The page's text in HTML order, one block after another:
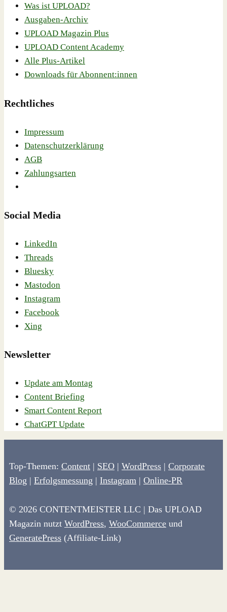
Was ist UPLOAD?
Ausgaben-Archiv
UPLOAD Magazin Plus
UPLOAD Content Academy
Alle Plus-Artikel
Downloads für Abonnent:innen
Rechtliches
Impressum
Datenschutzerklärung
AGB
Zahlungsarten
Social Media
LinkedIn
Threads
Bluesky
Mastodon
Instagram
Facebook
Xing
Newsletter
Update am Montag
Content Briefing
Smart Content Report
ChatGPT Update
Top-Themen: Content | SEO | WordPress | Corporate
Blog | Erfolgsmessung | Instagram | Online-PR
© 2026 CONTENTMEISTER LLC | Das UPLOAD
Magazin nutzt WordPress, WooCommerce und
GeneratePress (Affiliate-Link)